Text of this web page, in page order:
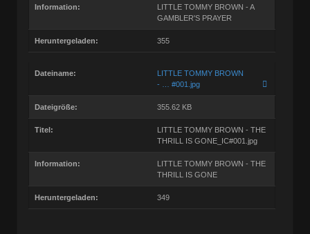
Information:
LITTLE TOMMY BROWN - A
GAMBLER'S PRAYER
Heruntergeladen: 355
Dateiname:
LITTLE TOMMY BROWN
- … #001.jpg
Dateigröße: 355.62 KB
Titel:
LITTLE TOMMY BROWN - THE
THRILL IS GONE_IC#001.jpg
Information:
LITTLE TOMMY BROWN - THE
THRILL IS GONE
Heruntergeladen: 349